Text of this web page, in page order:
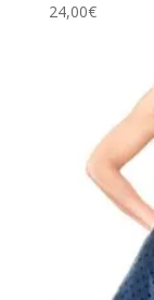
24,00€